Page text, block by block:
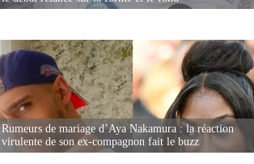
Rumeurs de mariage d’Aya Nakamura : la réaction
virulente de son ex-compagnon fait le buzz